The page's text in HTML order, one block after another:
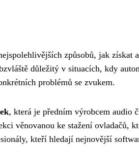
způsobů, jak získat
důležitý v situacích, kdy
problémů se zvukem.
, která je předním výrobcem audio
věnovanou ke stažení ovladačů,
kteří hledají nejnovější